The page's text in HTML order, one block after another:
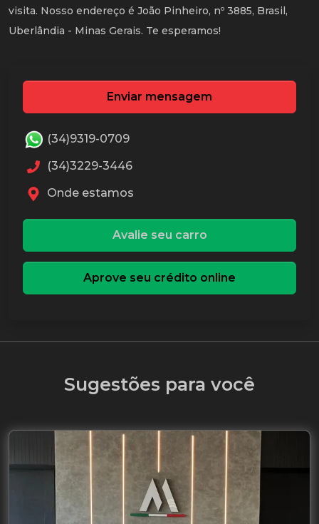
visita. Nosso endereço é João Pinheiro, nº 3885, Brasil,
Uberlândia - Minas Gerais. Te esperamos!
Enviar mensagem
(34)9319-0709
(34)3229-3446
Onde estamos
Avalie seu carro
Aprove seu crédito online
Sugestões para você